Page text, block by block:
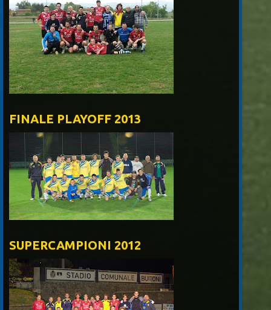
FINALE PLAYOFF 2013
SUPERCAMPIONI 2012